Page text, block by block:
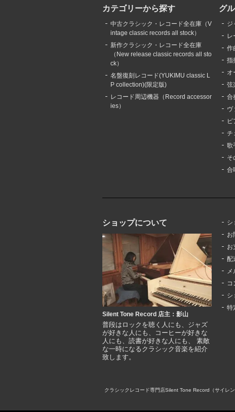
カテゴリーから探す
中古クラシック・レコード全在庫（V
intage classic records all stock）
新作クラシック・レコード全在庫
（New release classic records all sto
ck）
名盤復刻レコード(YUKIMU classic L
P collection)(限定版)
レコード周辺機器（Record accessor
ies）
グ
ジ
レ
作
指
オ
弦
合
ヴ
ピ
チ
歌
そ
合
ショップについて
Silent Tone Record 店主：影山
普段はロックを聴く人にも、ジャズ
が好きな人にも、コーヒーが好きな
人にも、読書が好きな人にも、 素敵
な一時になるクラシック音楽を紹介
致します。
シ
お
お
配
メ
コ
シ
特
クラシックレコード専門店Silent Tone Record（サイレ